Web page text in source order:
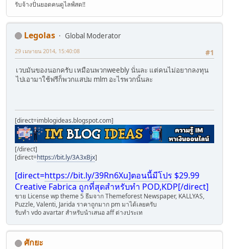
รับจ้างปั่นยอดคนดูไลฟ์สด!!
Legolas
Global Moderator
#1
29 เมษายน 2014, 15:40:08
เวบมันของนอกครับ เหมือนพวกweebly นั่นละ แต่คนไม่อยากลงทุน
ไปเอามาใช้ฟรีก็พวกแสปม mlm อะไรพวกนั้นละ
[direct=imblogideas.blogspot.com]
[/direct]
[direct=https://bit.ly/3A3xBjx]
[direct=https://bit.ly/39Rn6Xu]ตอนนี้มีโปร $29.99
Creative Fabrica ถูกที่สุดสำหรับทำ POD,KDP[/direct]
ขาย License wp theme 5 ธีมจา่ก Themeforest Newspaper, KALLYAS,
Puzzle, Valenti, Jarida ราคาถูกมาก pm มาได้เลยครับ
รับทำ vdo avartar สำหรับนำเสนอ aff ต่างประเท
ศักยะ